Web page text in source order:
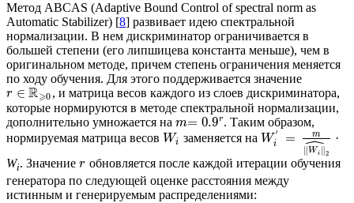
Метод ABCAS (Adaptive Bound Control of spectral norm as
Automatic Stabilizer) [8] развивает идею спектральной
нормализации. В нем дискриминатор ограничивается в
большей степени (его липшицева константа меньше), чем в
оригинальном методе, причем степень ограничения меняется
по ходу обучения. Для этого поддерживается значение
r ∈ R⩾0 , и матрица весов каждого из слоев дискриминатора,
которые нормируются в методе спектральной нормализации,
дополнительно умножается на m= 0.9r . Таким образом,
нормируемая матрица весов Wi заменяется на W
′
i = m
∥Wi ∥
ˆ 2
·
Wi. Значение r обновляется после каждой итерации обучения
генератора по следующей оценке расстояния между
истинным и генерируемым распределениями: